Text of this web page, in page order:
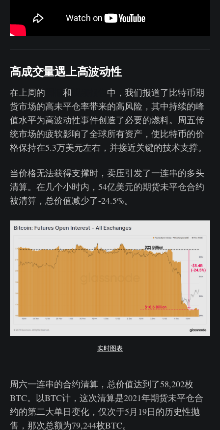
高成交量遇上高波动性
在上周的 和
中，我们报道了比特币期
货市场的高未平仓率带来的高风险，其中持续的峰
值水平为高波动性事件创造了必要的燃料。周五传
统市场的疲软影响了全球所有资产，使比特币的价
格保持在5.3万美元左右，并接近关键的技术支撑。
当价格无法获得支撑时，卖压引发了一连串的多头
清算。在几个小时内，54亿美元的期货未平仓合约
被清算，总价值减少了-24.5%。
实时图表
周六一连串的合约清算，总价值达到了58,202枚
BTC。以BTC计，这次清算是2021年期货未平仓合
约的第二大单日变化，仅次于5月19日的历史性抛
售，那次总额为79,244枚BTC。